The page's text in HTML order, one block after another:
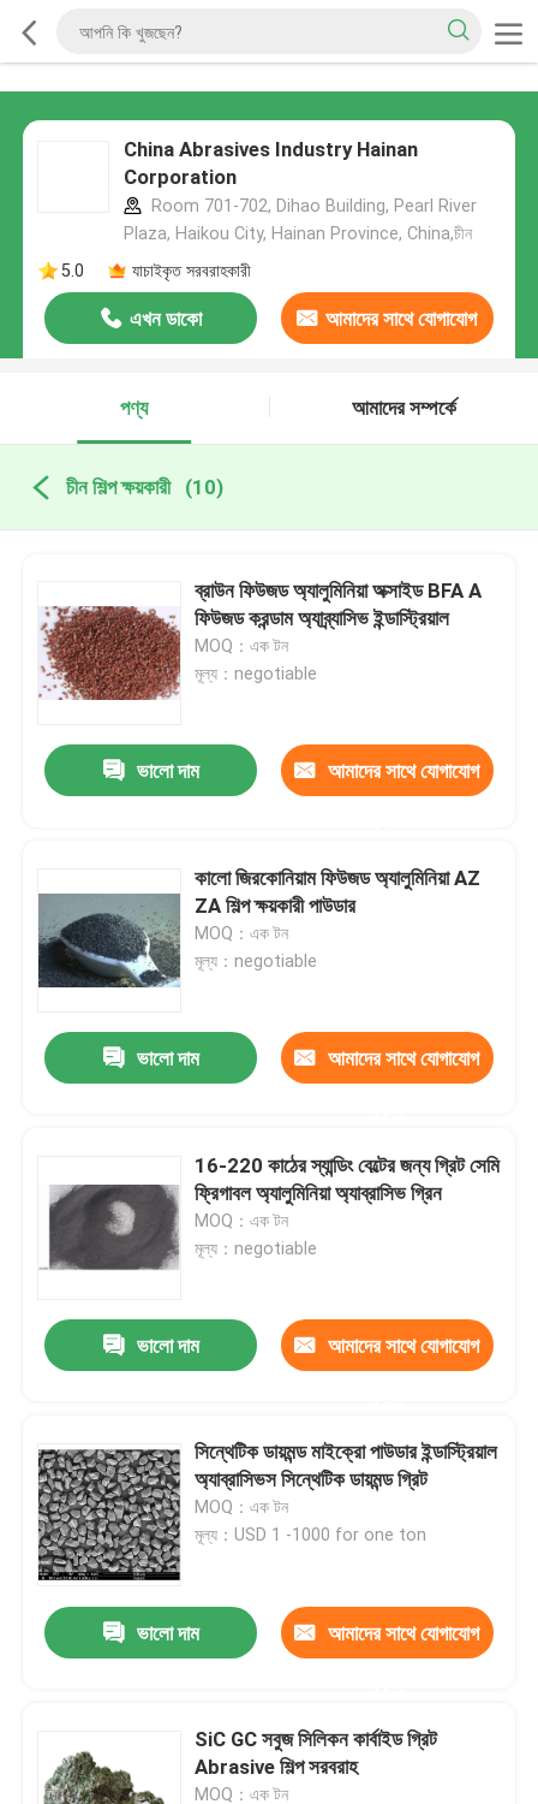
China Abrasives Industry Hainan
Corporation
Room 701-702, Dihao Building, Pearl River
Plaza, Haikou City, Hainan Province, China,চীন
5.0
যাচাইকৃত সরবরাহকারী
এখন ডাকো আমাদের সাথে যোগাযোগ
পণ্য
আমাদের সম্পর্কে
চীন শিল্প ক্ষয়কারী (10)
ব্রাউন ফিউজড অ্যালুমিনিয়া অক্সাইড BFA A
ফিউজড করন্ডাম অ্যাব্র্যাসিভ ইন্ডাস্ট্রিয়াল
MOQ：এক টন
মূল্য：negotiable
ভালো দাম আমাদের সাথে যোগাযোগ
কালো জিরকোনিয়াম ফিউজড অ্যালুমিনিয়া AZ
ZA শিল্প ক্ষয়কারী পাউডার
MOQ：এক টন
মূল্য：negotiable
ভালো দাম আমাদের সাথে যোগাযোগ
16-220 কাঠের স্যান্ডিং বেল্টের জন্য গ্রিট সেমি
ফ্রিগাবল অ্যালুমিনিয়া অ্যাব্রাসিভ গ্রিন
MOQ：এক টন
মূল্য：negotiable
ভালো দাম আমাদের সাথে যোগাযোগ
সিন্থেটিক ডায়মন্ড মাইক্রো পাউডার ইন্ডাস্ট্রিয়াল
অ্যাব্রাসিভস সিন্থেটিক ডায়মন্ড গ্রিট
MOQ：এক টন
মূল্য：USD 1 -1000 for one ton
ভালো দাম আমাদের সাথে যোগাযোগ
SiC GC সবুজ সিলিকন কার্বাইড গ্রিট
Abrasive শিল্প সরবরাহ
MOQ：এক টন